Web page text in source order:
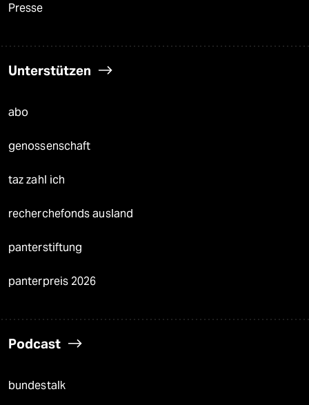
Presse
Unterstützen
abo
genossenschaft
taz zahl ich
recherchefonds ausland
panterstiftung
panterpreis 2026
Podcast
bundestalk